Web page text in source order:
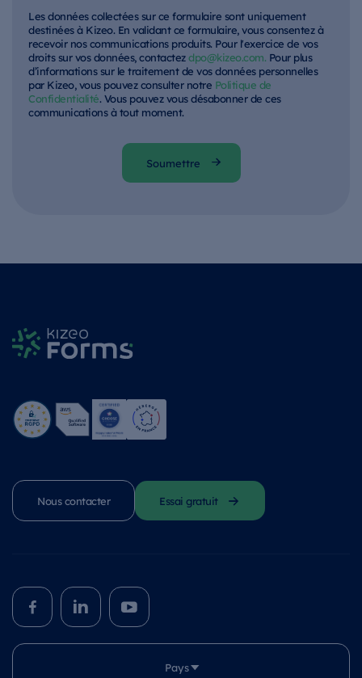
Les données collectées sur ce formulaire sont uniquement
destinées à Kizeo. En validant ce formulaire, vous consentez à
recevoir nos communications produits. Pour l'exercice de vos
droits sur vos données, contactezdpo@kizeo.com. Pour plus
d’informations sur le traitement de vos données personnelles
par Kizeo, vous pouvez consulter notre Politique de
Confidentialité. Vous pouvez vous désabonner de ces
communications à tout moment.
Nous contacter Essai gratuit
Pays